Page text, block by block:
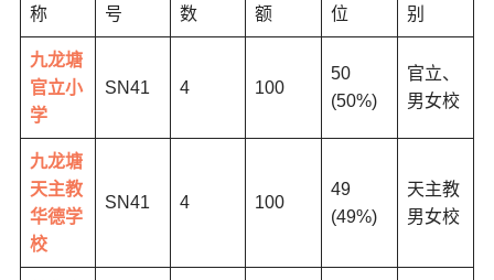
称
号
数
额
位
别
九龙塘
官立小
学
SN41 4 100
50
(50%)
官立、
男女校
九龙塘
天主教
华德学
校
SN41 4 100
49
(49%)
天主教
男女校